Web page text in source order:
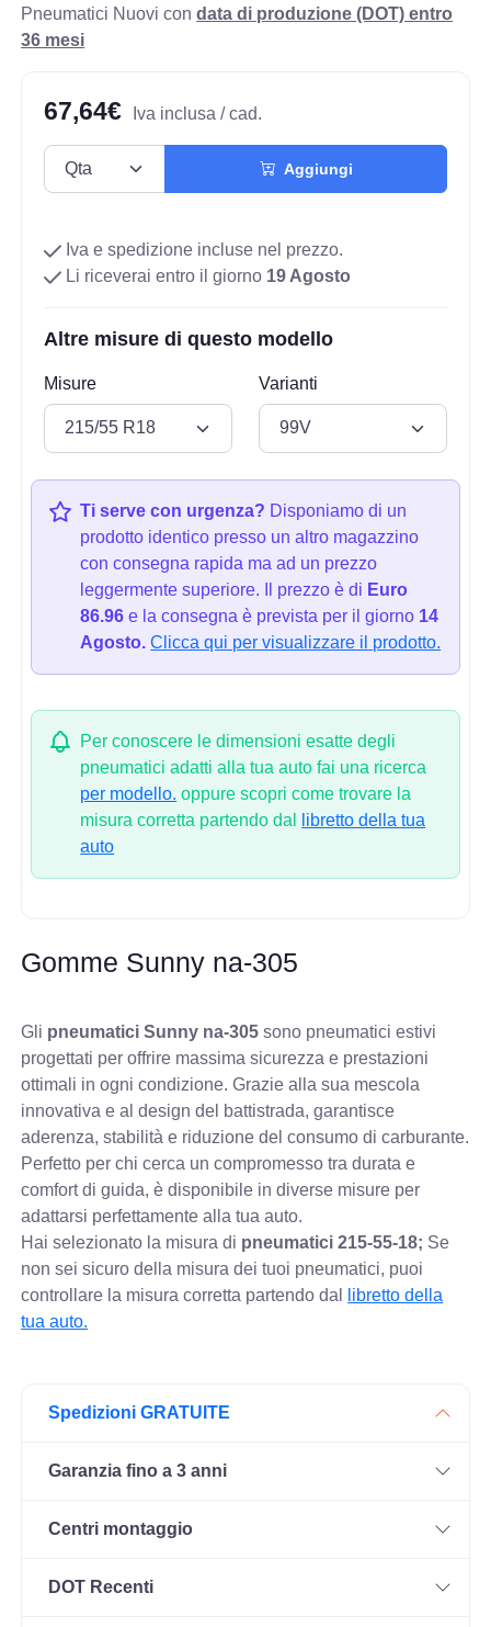
Pneumatici Nuovi condata di produzione (DOT) entro
36 mesi
67,64€ Iva inclusa / cad.
Aggiungi
Iva e spedizione incluse nel prezzo.
Li riceverai entro il giorno 19 Agosto
Altre misure di questo modello
Misure Varianti
Ti serve con urgenza? Disponiamo di un
prodotto identico presso un altro magazzino
con consegna rapida ma ad un prezzo
leggermente superiore. Il prezzo è di Euro
86.96 e la consegna è prevista per il giorno 14
Agosto. Clicca qui per visualizzare il prodotto.
Per conoscere le dimensioni esatte degli
pneumatici adatti alla tua auto fai una ricerca
per modello. oppure scopri come trovare la
misura corretta partendo dal
libretto della tua
auto
Gomme Sunny na-305
Gli pneumatici Sunny na-305 sono pneumatici estivi
progettati per offrire massima sicurezza e prestazioni
ottimali in ogni condizione. Grazie alla sua mescola
innovativa e al design del battistrada, garantisce
aderenza, stabilità e riduzione del consumo di carburante.
Perfetto per chi cerca un compromesso tra durata e
comfort di guida, è disponibile in diverse misure per
adattarsi perfettamente alla tua auto.
Hai selezionato la misura di pneumatici215-55-18; Se
non sei sicuro della misura dei tuoi pneumatici, puoi
controllare la misura corretta partendo dal
libretto della
tua auto.
Spedizioni GRATUITE
Garanzia fino a 3 anni
Centri montaggio
DOT Recenti